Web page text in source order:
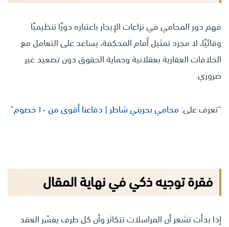
فهم دور المحامي في نزاعات الإيجار باعتباره دورًا تنظيميًا
وقائيًا، لا مجرد تمثيل أمام المحكمة، يساعد على التعامل مع
الخلافات العقارية بعقلانية وحماية الحقوق دون تصعيد غير
ضروري.
“تعرف على: محامي بحريني شاطر | دفاعنا أقوى من ١٠ خصوم ”
فقرة توجيه ذكي في نهاية المقال
إذا بدأت تشعر أن المراسلات تتكاثر وأن كل طرف يفسّر العقد